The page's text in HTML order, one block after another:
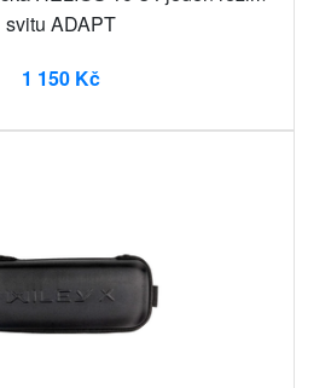
svitu ADAPT
1 150 Kč